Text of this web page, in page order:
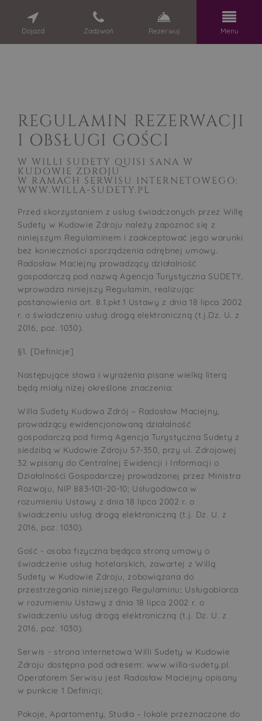
Dojazd Zadzwoń Rezerwuj Menu
REGULAMIN REZERWACJI
I OBSŁUGI GOŚCI
W WILLI SUDETY QUISI SANA W
KUDOWIE ZDROJU
W RAMACH SERWISU INTERNETOWEGO:
WWW.WILLA-SUDETY.PL
Przed skorzystaniem z usług świadczonych przez Willę
Sudety w Kudowie Zdroju należy zapoznać się z
niniejszym Regulaminem i zaakceptować jego warunki
bez konieczności sporządzenia odrębnej umowy.
Radosław Maciejny prowadzący działalność
gospodarczą pod nazwą Agencja Turystyczna SUDETY,
wprowadza niniejszy Regulamin, realizując
postanowienia art. 8.1.pkt.1 Ustawy z dnia 18 lipca 2002
r. o świadczeniu usług drogą elektroniczną (t.j.Dz. U. z
2016, poz. 1030).
§1. [Definicje]
Następujące słowa i wyrażenia pisane wielką literą
będą miały niżej określone znaczenia:
Willa Sudety Kudowa Zdrój – Radosław Maciejny,
prowadzący ewidencjonowaną działalność
gospodarczą pod firmą Agencja Turystyczna Sudety z
siedzibą w Kudowie Zdroju 57-350, przy ul. Zdrojowej
32 wpisany do Centralnej Ewidencji i Informacji o
Działalności Gospodarczej prowadzonej przez Ministra
Rozwoju, NIP 883-101-20-10; Usługodawca w
rozumieniu Ustawy z dnia 18 lipca 2002 r. o
świadczeniu usług drogą elektroniczną (t.j. Dz. U. z
2016, poz. 1030).
Gość - osoba fizyczna będąca stroną umowy o
świadczenie usług hotelarskich, zawartej z Willą
Sudety w Kudowie Zdroju, zobowiązana do
przestrzegania niniejszego Regulaminu; Usługobiorca
w rozumieniu Ustawy z dnia 18 lipca 2002 r. o
świadczeniu usług drogą elektroniczną (t.j. Dz. U. z
2016, poz. 1030).
Serwis - strona internetowa Willi Sudety w Kudowie
Zdroju dostępna pod adresem: www.willa-sudety.pl.
Operatorem Serwisu jest Radosław Maciejny opisany
w punkcie 1 Definicji;
Pokoje, Apartamenty, Studia – lokale przeznaczone do